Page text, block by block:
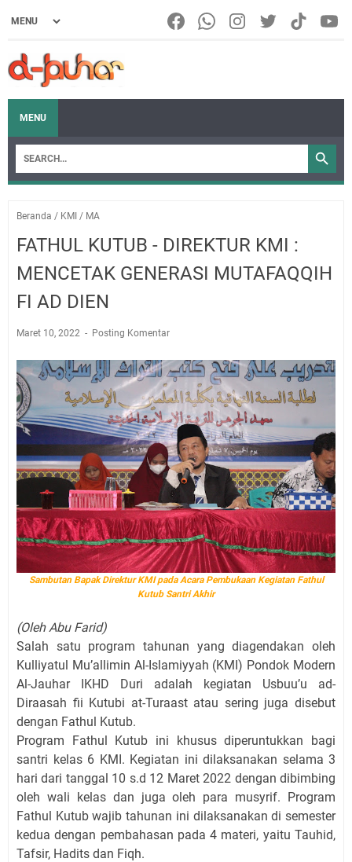
MENU
Beranda / KMI / MA
FATHUL KUTUB - DIREKTUR KMI :
MENCETAK GENERASI MUTAFAQQIH
FI AD DIEN
Maret 10, 2022 Posting Komentar
Sambutan Bapak Direktur KMI pada Acara Pembukaan Kegiatan Fathul
Kutub Santri Akhir
(Oleh Abu Farid)
Salah satu program tahunan yang diagendakan oleh
Kulliyatul Mu’allimin Al-Islamiyyah (KMI) Pondok Modern
Al-Jauhar IKHD Duri adalah kegiatan Usbuu’u ad-
Diraasah fii Kutubi at-Turaast atau sering juga disebut
dengan Fathul Kutub.
Program Fathul Kutub ini khusus diperuntukkan bagi
santri kelas 6 KMI. Kegiatan ini dilaksanakan selama 3
hari dari tanggal 10 s.d 12 Maret 2022 dengan dibimbing
oleh wali kelas dan juga oleh para musyrif. Program
Fathul Kutub wajib tahunan ini dilaksanakan di semester
kedua dengan pembahasan pada 4 materi, yaitu Tauhid,
Tafsir, Hadits dan Fiqh.